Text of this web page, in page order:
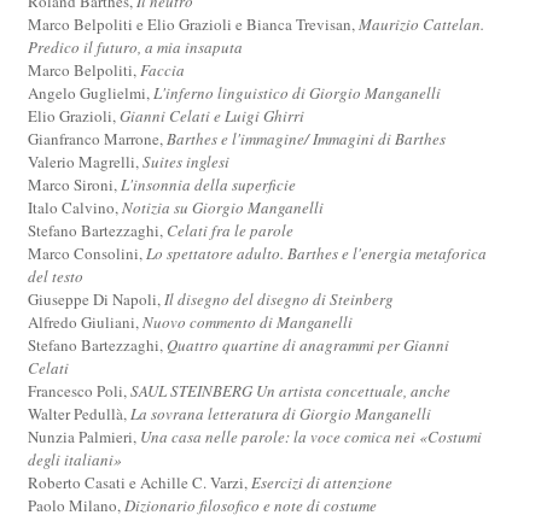
Marco Belpoliti e Elio Grazioli e Bianca Trevisan,Maurizio Cattelan.
Predico il futuro, a mia insaputa
Marco Belpoliti,Faccia
Angelo Guglielmi,L'inferno linguistico di Giorgio Manganelli
Elio Grazioli,Gianni Celati e Luigi Ghirri
Gianfranco Marrone,Barthes e l'immagine/ Immagini di Barthes
Valerio Magrelli,Suites inglesi
Marco Sironi,L'insonnia della superficie
Italo Calvino,Notizia su Giorgio Manganelli
Stefano Bartezzaghi, Celati fra le parole
Marco Consolini,Lo spettatore adulto. Barthes e l'energia metaforica
del testo
Giuseppe Di Napoli,Il disegno del disegno di Steinberg
Alfredo Giuliani,Nuovo commento di Manganelli
Stefano Bartezzaghi,Quattro quartine di anagrammi per Gianni
Celati
Francesco Poli,SAUL STEINBERG Un artista concettuale, anche
Walter Pedullà,La sovrana letteratura di Giorgio Manganelli
Nunzia Palmieri, Una casa nelle parole: la voce comica nei «Costumi
degli italiani»
Roberto Casati e Achille C. Varzi,Esercizi di attenzione
Paolo Milano,Dizionario filosofico e note di costume